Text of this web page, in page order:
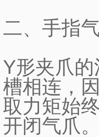
二、手指
Y形夹爪
槽相连，
取力矩始
开闭气爪